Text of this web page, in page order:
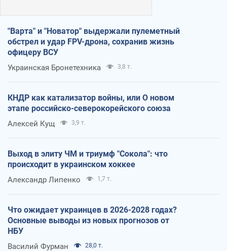
"Варта" и "Новатор" выдержали пулеметный
обстрел и удар FPV-дрона, сохранив жизнь
офицеру ВСУ
Украинская Бронетехника 3,8 т.
КНДР как катализатор войны, или О новом
этапе российско-северокорейского союза
Алексей Кущ 3,9 т.
Выход в элиту ЧМ и триумф "Сокола": что
происходит в украинском хоккее
Александр Липенко 1,7 т.
Что ожидает украинцев в 2026-2028 годах?
Основные выводы из новых прогнозов от
НБУ
Василий Фурман 28,0 т.